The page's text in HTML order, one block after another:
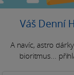
Váš Denní
A navíc, astro
bioritmus...